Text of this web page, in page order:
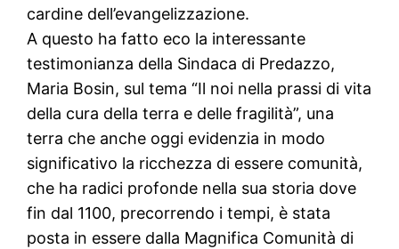
cardine dell’evangelizzazione.
A questo ha fatto eco la interessante
testimonianza della Sindaca di Predazzo,
Maria Bosin, sul tema “Il noi nella prassi di vita
della cura della terra e delle fragilità”, una
terra che anche oggi evidenzia in modo
significativo la ricchezza di essere comunità,
che ha radici profonde nella sua storia dove
fin dal 1100, precorrendo i tempi, è stata
posta in essere dalla Magnifica Comunità di